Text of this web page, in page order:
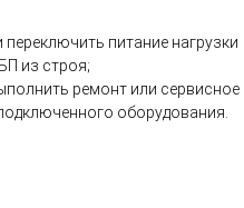
питание нагрузки
из строя;
ремонт или сервисное
оборудования.